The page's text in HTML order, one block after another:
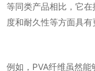
等同类产品相比，它
度和耐久性等方面具有
例如，PVA纤维虽然